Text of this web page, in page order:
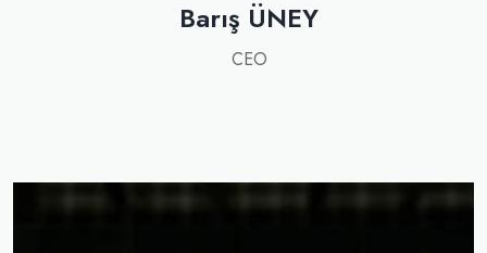
Barış ÜNEY
CEO